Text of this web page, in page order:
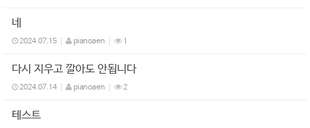
네
2024.07.15 pianoaen 1
다시 지우고 깔아도 안됩니다
2024.07.14 pianoaen 2
테스트